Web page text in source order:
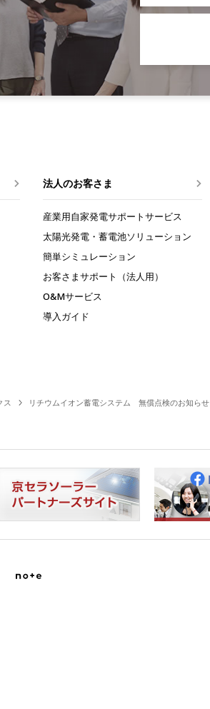
法人のお客さま
産業用自家発電サポートサービス
太陽光発電・蓄電池ソリューション
簡単シミュレーション
お客さまサポート（法人用）
O&Mサービス
導入ガイド
ス リチウムイオン蓄電システム 無償点検のお知らせ